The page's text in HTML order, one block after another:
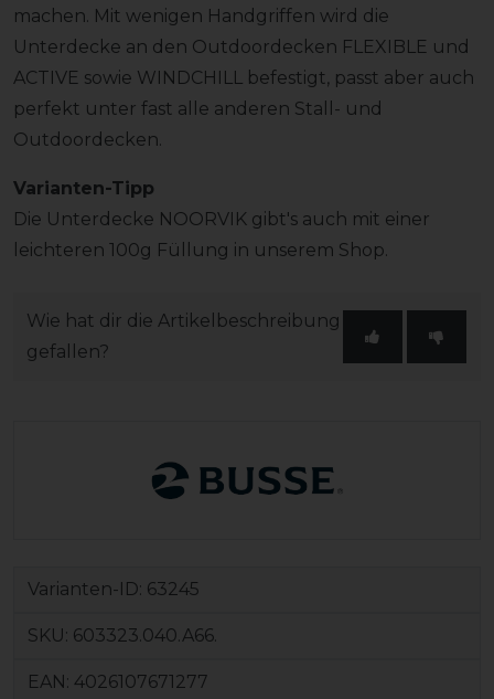
machen. Mit wenigen Handgriffen wird die
Unterdecke an den Outdoordecken FLEXIBLE und
ACTIVE sowie WINDCHILL befestigt, passt aber auch
perfekt unter fast alle anderen Stall- und
Outdoordecken.
Varianten-Tipp
Die Unterdecke NOORVIK gibt's auch mit einer
leichteren 100g Füllung in unserem Shop.
Wie hat dir die Artikelbeschreibung
gefallen?
Varianten-ID: 63245
SKU: 603323.040.A66.
EAN: 4026107671277